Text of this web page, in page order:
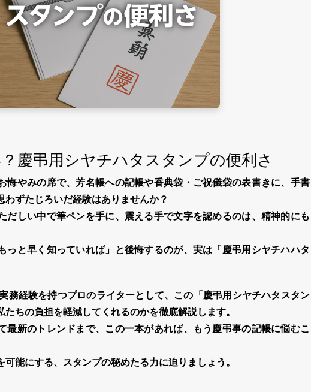
慶弔用シヤチハタスタンプの便利さ
悔やみの席で、芳名帳への記帳や香典袋・ご祝儀袋の表書きに、手書
わずたじろいだ経験はありませんか？
だしい中で筆ペンを手に、震える手で文字を認めるのは、精神的にも
っと早く知っていれば」と後悔するのが、実は「 慶弔用シヤチハハタ
務経験を持つプロのライターとして、この「慶弔用シヤチハタスタン
ちの負担を軽減してくれるのかを徹底解説します。
最新のトレンドまで、この一本があれば、もう 慶弔事の記帳に悩むこ
能にする、 スタンプの秘めたる力に迫りましょう。